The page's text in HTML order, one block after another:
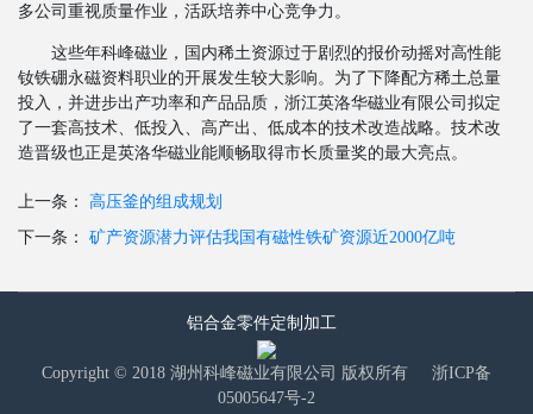
多公司重视质量作业，活跃培养中心竞争力。
这些年科峰磁业，国内稀土资源过于剧烈的报价动摇对高性能
钕铁硼永磁资料职业的开展发生较大影响。为了下降配方稀土总量
投入，并进步出产功率和产品品质，浙江英洛华磁业有限公司拟定
了一套高技术、低投入、高产出、低成本的技术改造战略。技术改
造晋级也正是英洛华磁业能顺畅取得市长质量奖的最大亮点。
上一条： 高压釜的组成规划
下一条： 矿产资源潜力评估我国有磁性铁矿资源近2000亿吨
铝合金零件定制加工
Copyright © 2018 湖州科峰磁业有限公司 版权所有 浙ICP备
05005647号-2